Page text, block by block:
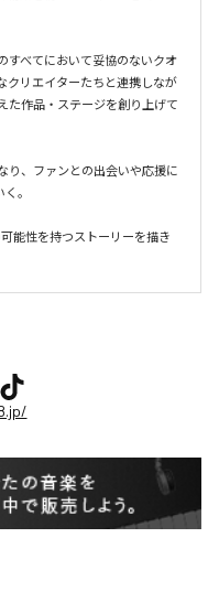
すべてにおいて妥協のないクオ
クリエイターたちと連携しなが
た作品・ステージを創り上げて
り、ファンとの出会いや応援に
。
能性を持つストーリーを描き